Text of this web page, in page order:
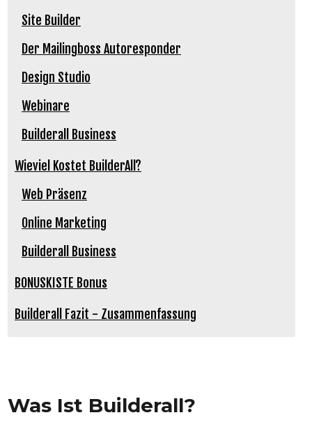
Site Builder
Der Mailingboss Autoresponder
Design Studio
Webinare
Builderall Business
Wieviel Kostet BuilderAll?
Web Präsenz
Online Marketing
Builderall Business
BONUSKISTE Bonus
Builderall Fazit - Zusammenfassung
Was Ist Builderall?